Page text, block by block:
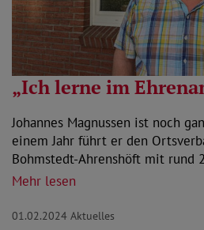
„Ich lerne im
Johannes Magnussen ist noch
einem Jahr führt er den
Bohmstedt-Ahrenshöft mit rund
Mehr lesen
01.02.2024 Aktuelles